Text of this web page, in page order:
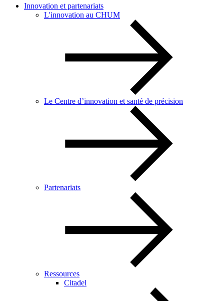
Innovation et partenariats
L'innovation au CHUM
Le Centre d’innovation et santé de précision
Partenariats
Ressources
Citadel